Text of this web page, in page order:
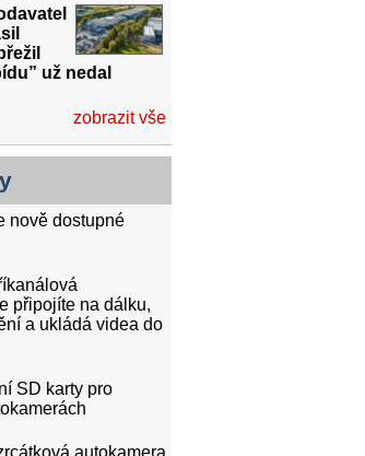
už nedal
zobrazit vše
nově dostupné
připojíte na dálku,
a ukládá videa do
SD karty pro